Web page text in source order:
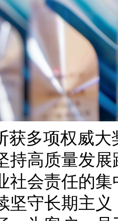
获多项权威
持高质量发
社会责任的
坚守长期主